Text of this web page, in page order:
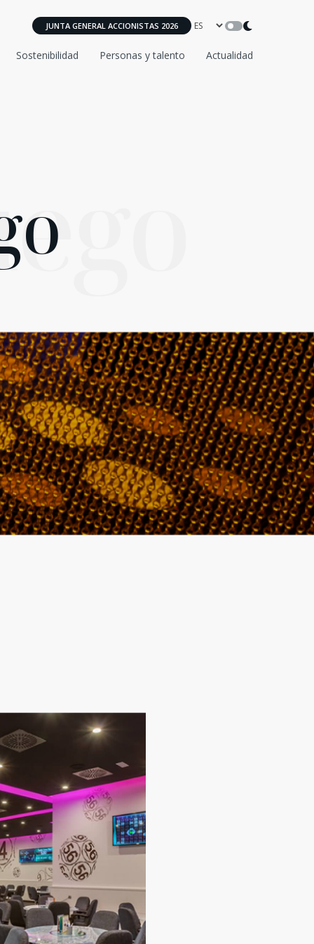
JUNTA GENERAL ACCIONISTAS 2026
Sostenibilidad Personas y talento Actualidad